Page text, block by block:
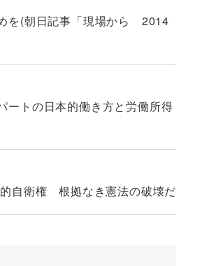
を(朝日記事「現場から 2014
ートの日本的働き方と労働所得
自衛権 根拠なき憲法の破壊だ